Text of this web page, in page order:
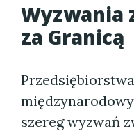
Wyzwania
za Granicą
szereg wyzwań